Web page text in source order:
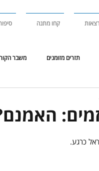
קחו מתנה
תזרים מזומנים משבר הקורונה
כרגע.